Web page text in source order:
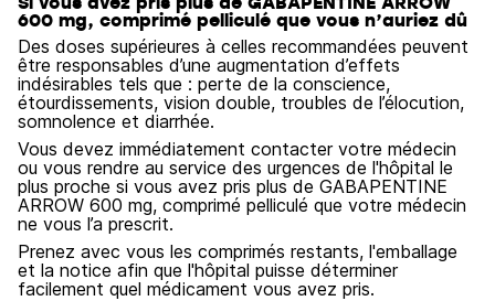
600 mg, comprimé pelliculé que vous n’auriez dû
Des doses supérieures à celles recommandées peuvent
être responsables d’une augmentation d’effets
indésirables tels que : perte de la conscience,
étourdissements, vision double, troubles de l’élocution,
somnolence et diarrhée.
Vous devez immédiatement contacter votre médecin
ou vous rendre au service des urgences de l'hôpital le
plus proche si vous avez pris plus de GABAPENTINE
ARROW 600 mg, comprimé pelliculé que votre médecin
ne vous l’a prescrit.
Prenez avec vous les comprimés restants, l'emballage
et la notice afin que l'hôpital puisse déterminer
facilement quel médicament vous avez pris.